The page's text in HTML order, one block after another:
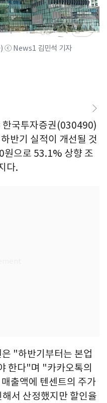
) ⓒ News1 김민석 기자
한국투자증권(030490)
반기 실적이 개선될 것
원으로 53.1% 상향 조
다.
"하반기부터는 본업
한다"며 "카카오톡의
출액에 텐센트의 주가
서 산정했지만 할인율